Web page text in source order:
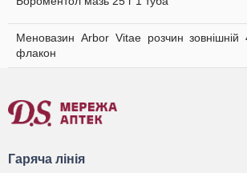
Меновазин Arbor Vitae розчин
флакон
Гаряча лінія